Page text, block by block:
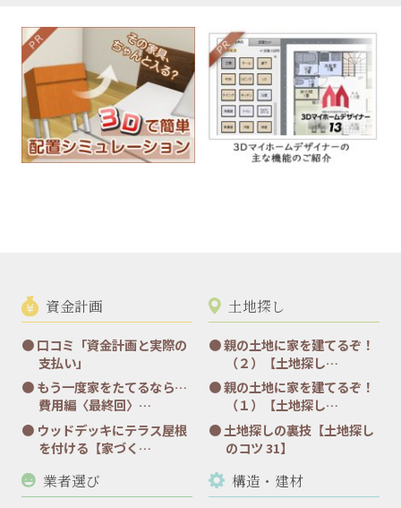
資金計画
口コミ「資金計画と実際の
支払い」
もう一度家をたてるなら…
費用編〈最終回〉…
ウッドデッキにテラス屋根
を付ける【家づく…
土地探し
親の土地に家を建てるぞ！
（２）【土地探し…
親の土地に家を建てるぞ！
（１）【土地探し…
土地探しの裏技【土地探し
のコツ 31】
業者選び 構造・建材